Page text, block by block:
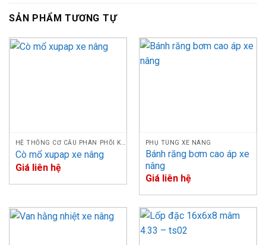
Bulong nắp máy xe nâng – Bu long nắp xi lanh xe nâng
STT
PHỤ
TÙNG
XE
NÂNG
MODEL THÔNG SỐ
LANH
Xinchai 490BPG,
SẢN PHẨM TƯƠNG TỰ
Cò mổ xupap xe nâng
Giá liên hệ
PHỤ TÙNG XE NÂNG
Bánh răng bơm cao áp xe
nâng
Giá liên hệ